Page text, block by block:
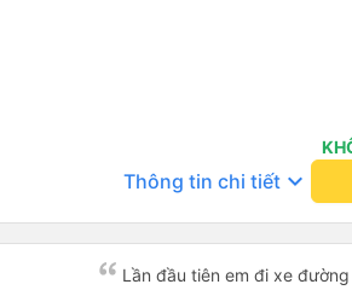
Thông tin chi tiết keyboard_arrow_down
Lần đầu tiên em đi xe